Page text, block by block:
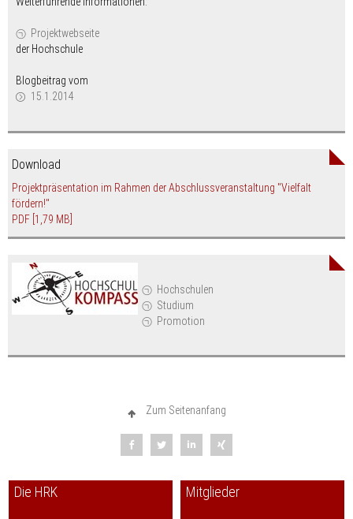
Hochschulen
Studium
Promotion
Projektwebseite
der Hochschule
Blogbeitrag vom
15.1.2014
Download
Projektpräsentation im Rahmen der Abschlussveranstaltung "Vielfalt
fördern!"
PDF [1,79 MB]
Zum Seitenanfang
Die HRK Mitglieder